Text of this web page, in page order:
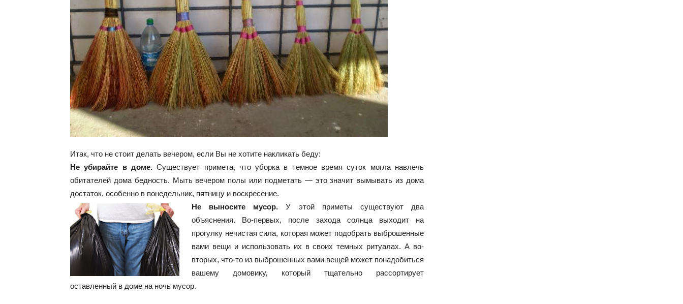
Итак, что не стоит делать вечером, если Вы не хотите накликать беду:
Не убирайте в доме.Существует примета, что уборка в темное время суток могла навлечь
обитателей дома бедность. Мыть вечером полы или подметать — это значит вымывать из дома
достаток, особенно в понедельник, пятницу и воскресение.
Не выносите мусор. У этой приметы существуют два
объяснения. Во-первых, после захода солнца выходит на
прогулку нечистая сила, которая может подобрать выброшенные
вами вещи и использовать их в своих темных ритуалах. А во-
вторых, что-то из выброшенных вами вещей может понадобиться
вашему домовику, который тщательно рассортирует
оставленный в доме на ночь мусор.